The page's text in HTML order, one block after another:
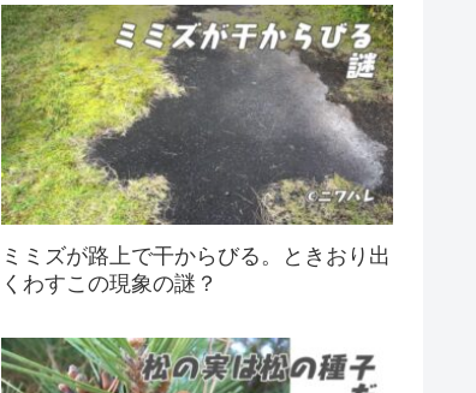
ミミズが路上で干からびる。ときおり出
くわすこの現象の謎？